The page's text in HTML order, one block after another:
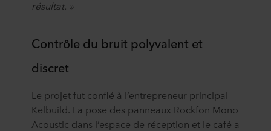
résultat. »
Contrôle du bruit polyvalent et
discret
Le projet fut confié à l’entrepreneur principal
Kelbuild. La pose des panneaux Rockfon Mono
Acoustic dans l’espace de réception et le café a